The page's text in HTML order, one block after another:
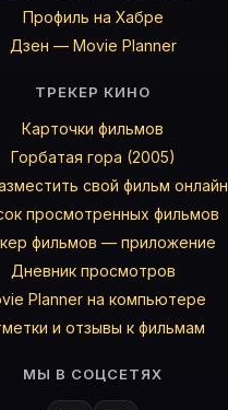
Профиль на Хабре
Дзен — Movie Planner
ТРЕКЕР КИНО
Карточки фильмов
Горбатая гора (2005)
свой фильм онлайн
просмотренных фильмов
фильмов — приложение
Дневник просмотров
Planner на компьютере
и отзывы к фильмам
МЫ В СОЦСЕТЯХ